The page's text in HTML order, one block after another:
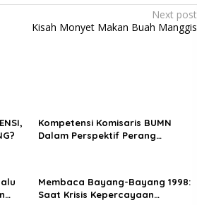
Next post
Kisah Monyet Makan Buah Manggis
Kompetensi Komisaris BUMN
Dalam Perspektif Perang
Membaca Bayang-Bayang 1998:
Saat Krisis Kepercayaan